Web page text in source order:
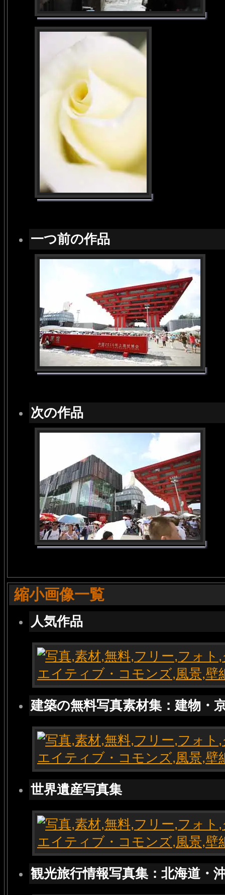
一つ前の作品
次の作品
縮小画像一覧
人気作品
建築の無料写真素材集：建物・
世界遺産写真集
観光旅行情報写真集：北海道・